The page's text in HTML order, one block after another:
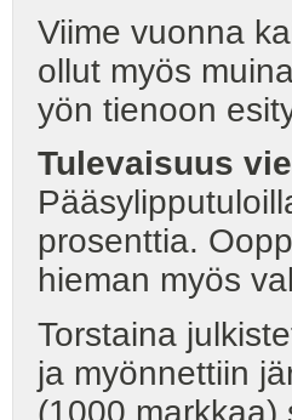
Viime vuonna
ollut myös
yön tienoon
Tulevaisuus
prosenttia.
hieman myös
Torstaina
ja myönnettiin
(1000 markkaa)